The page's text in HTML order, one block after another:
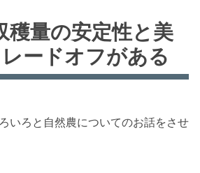
穫量の安定性と美
ードオフがある
いろと自然農についてのお話をさせ